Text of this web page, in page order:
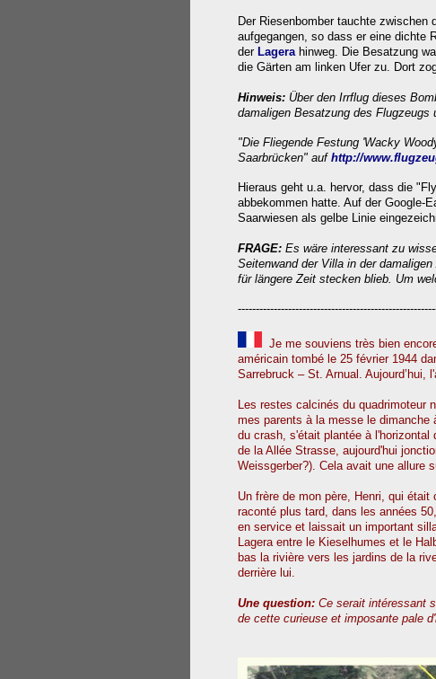
Der Riesenbomber tauchte
aufgegangen, so dass er eine dichte
der Lagerahinweg. Die Besatzung
die Gärten am linken Ufer zu. Dort
Hinweis: Über den Irrflug dieses
damaligen Besatzung des Flugzeugs
"Die Fliegende Festung 'Wacky
Saarbrücken" auf http://
Hieraus geht u.a. hervor, dass die
abbekommen hatte. Auf der Google-
Saarwiesen als gelbe Linie
FRAGE: Es wäre interessant zu
Seitenwand der Villa in der
für längere Zeit stecken blieb. Um
Je me souviens très bien
américain tombé le 25 février 1944
Sarrebruck – St. Arnual. Aujourd’hui,
Les restes calcinés du quadrimoteur
mes parents à la messe le dimanche
du crash, s'était plantée à
de la Allée Strasse, aujourd'hui
Weissgerber?). Cela avait une allure
Un frère de mon père, Henri, qui
raconté plus tard, dans les années
en service et laissait un important
Lagera entre le Kieselhumes et le
bas la rivière vers les jardins de la
derrière lui.
Une question: Ce serait intéressant
de cette curieuse et imposante pale